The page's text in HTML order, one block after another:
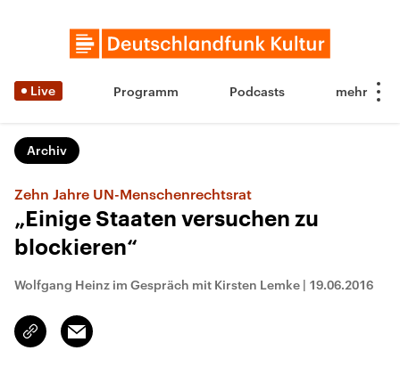
Live Programm Podcasts
Archiv
Zehn Jahre UN-Menschenrechtsrat
„Einige Staaten versuchen zu
blockieren“
Wolfgang Heinz im Gespräch mit Kirsten Lemke | 19.06.2016
Link
kopieren/teilen
Email